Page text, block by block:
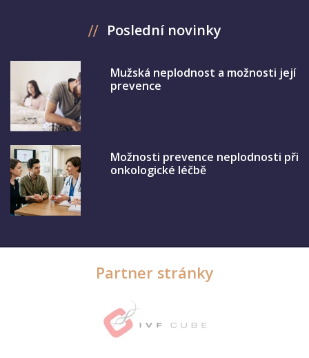
Poslední novinky
Mužská neplodnost a možnosti její
prevence
Možnosti prevence neplodnosti při
onkologické léčbě
Partner stránky